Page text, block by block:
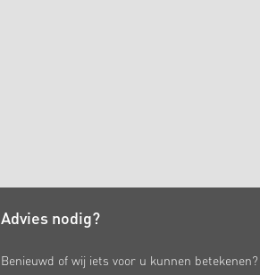
Advies nodig?
Benieuwd of wij iets voor u kunnen betekenen?